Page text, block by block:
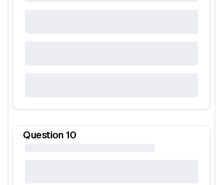
Question 10